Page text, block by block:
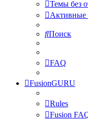
Темы без
Активные
Поиск
FAQ
FusionGURU
Rules
Fusion